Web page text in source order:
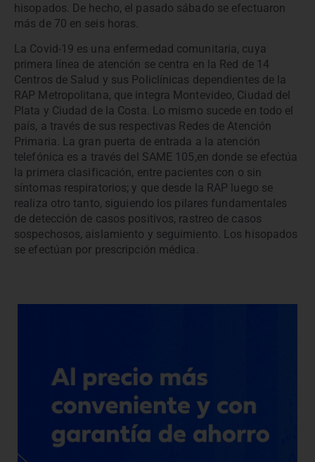
hisopados. De hecho, el pasado sábado se efectuaron
más de 70 en seis horas.
La Covid-19 es una enfermedad comunitaria, cuya
primera línea de atención se centra en la Red de 14
Centros de Salud y sus Policlínicas dependientes de la
RAP Metropolitana, que integra Montevideo, Ciudad del
Plata y Ciudad de la Costa. Lo mismo sucede en todo el
país, a través de sus respectivas Redes de Atención
Primaria. La gran puerta de entrada a la atención
telefónica es a través del SAME 105,en donde se efectúa
la primera clasificación, entre pacientes con o sin
síntomas respiratorios; y que desde la RAP luego se
realiza otro tanto, siguiendo los pilares fundamentales
de detección de casos positivos, rastreo de casos
sospechosos, aislamiento y seguimiento. Los hisopados
se efectúan por prescripción médica.